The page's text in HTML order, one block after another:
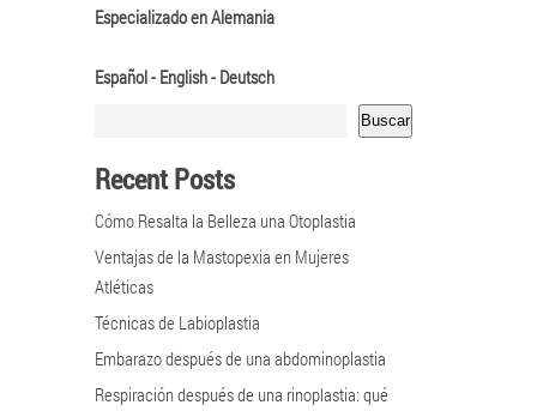
Especializado en Alemania
Español - English - Deutsch
Buscar
Recent Posts
Cómo Resalta la Belleza una Otoplastia
Ventajas de la Mastopexia en Mujeres
Atléticas
Técnicas de Labioplastia
Embarazo después de una abdominoplastia
Respiración después de una rinoplastia: qué